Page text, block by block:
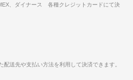
、ダイナース 各種クレジットカードにて決
配送先や支払い方法を利用して決済できます。